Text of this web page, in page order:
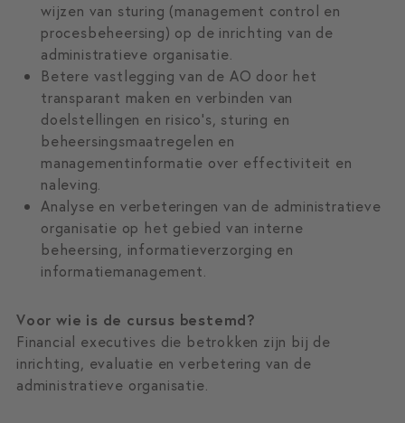
wijzen van sturing (management control en
procesbeheersing) op de inrichting van de
administratieve organisatie.
Betere vastlegging van de AO door het
transparant maken en verbinden van
doelstellingen en risico's, sturing en
beheersingsmaatregelen en
managementinformatie over effectiviteit en
naleving.
Analyse en verbeteringen van de administratieve
organisatie op het gebied van interne
beheersing, informatieverzorging en
informatiemanagement.
Voor wie is de cursus bestemd?
Financial executives die betrokken zijn bij de
inrichting, evaluatie en verbetering van de
administratieve organisatie.